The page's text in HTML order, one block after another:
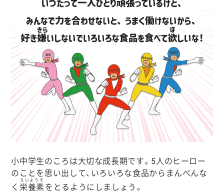
小中学生のころは大切な成長期です。5人のヒーロー
のことを思い出して、いろいろな食品からまんべんな
く 栄養素
えいようそ
をとるようにしましょう。